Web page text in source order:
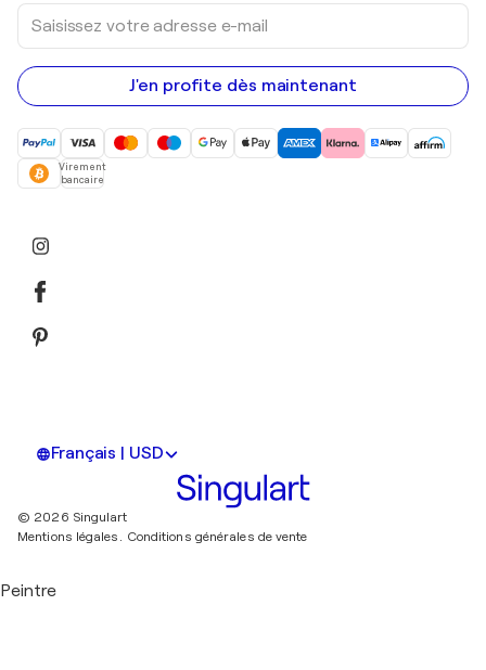
Saisissez
votre
adresse
e-
mail
J'en profite dès maintenant
Virement
bancaire
Français | USD
© 2026 Singulart
Mentions légales. Conditions générales de vente
Peintre